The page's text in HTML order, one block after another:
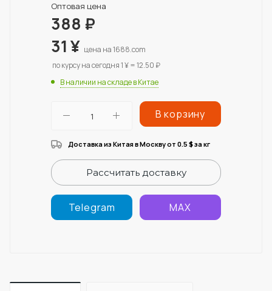
Оптовая цена
388 ₽
31¥ цена на 1688.com
по курсу на сегодня 1 ¥ = 12.50 ₽
В наличии на складе в Китае
В корзину
Доставка из Китая в Москву от 0.5 $за кг
Рассчитать доставку
Telegram MAX